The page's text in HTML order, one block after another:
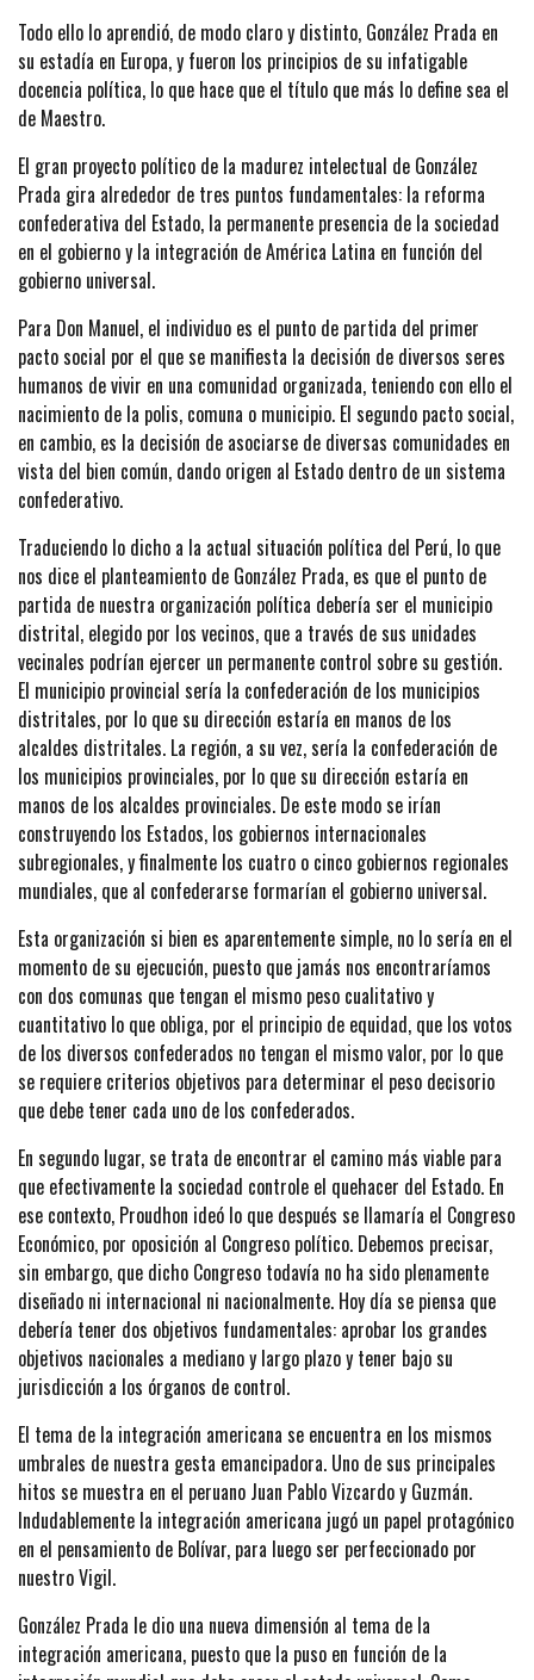
Todo ello lo aprendió, de modo claro y distinto, González Prada en
su estadía en Europa, y fueron los principios de su infatigable
docencia política, lo que hace que el título que más lo define sea el
de Maestro.
El gran proyecto político de la madurez intelectual de González
Prada gira alrededor de tres puntos fundamentales: la reforma
confederativa del Estado, la permanente presencia de la sociedad
en el gobierno y la integración de América Latina en función del
gobierno universal.
Para Don Manuel, el individuo es el punto de partida del primer
pacto social por el que se manifiesta la decisión de diversos seres
humanos de vivir en una comunidad organizada, teniendo con ello el
nacimiento de la polis, comuna o municipio. El segundo pacto social,
en cambio, es la decisión de asociarse de diversas comunidades en
vista del bien común, dando origen al Estado dentro de un sistema
confederativo.
Traduciendo lo dicho a la actual situación política del Perú, lo que
nos dice el planteamiento de González Prada, es que el punto de
partida de nuestra organización política debería ser el municipio
distrital, elegido por los vecinos, que a través de sus unidades
vecinales podrían ejercer un permanente control sobre su gestión.
El municipio provincial sería la confederación de los municipios
distritales, por lo que su dirección estaría en manos de los
alcaldes distritales. La región, a su vez, sería la confederación de
los municipios provinciales, por lo que su dirección estaría en
manos de los alcaldes provinciales. De este modo se irían
construyendo los Estados, los gobiernos internacionales
subregionales, y finalmente los cuatro o cinco gobiernos regionales
mundiales, que al confederarse formarían el gobierno universal.
Esta organización si bien es aparentemente simple, no lo sería en el
momento de su ejecución, puesto que jamás nos encontraríamos
con dos comunas que tengan el mismo peso cualitativo y
cuantitativo lo que obliga, por el principio de equidad, que los votos
de los diversos confederados no tengan el mismo valor, por lo que
se requiere criterios objetivos para determinar el peso decisorio
que debe tener cada uno de los confederados.
En segundo lugar, se trata de encontrar el camino más viable para
que efectivamente la sociedad controle el quehacer del Estado. En
ese contexto, Proudhon ideó lo que después se llamaría el Congreso
Económico, por oposición al Congreso político. Debemos precisar,
sin embargo, que dicho Congreso todavía no ha sido plenamente
diseñado ni internacional ni nacionalmente. Hoy día se piensa que
debería tener dos objetivos fundamentales: aprobar los grandes
objetivos nacionales a mediano y largo plazo y tener bajo su
jurisdicción a los órganos de control.
El tema de la integración americana se encuentra en los mismos
umbrales de nuestra gesta emancipadora. Uno de sus principales
hitos se muestra en el peruano Juan Pablo Vizcardo y Guzmán.
Indudablemente la integración americana jugó un papel protagónico
en el pensamiento de Bolívar, para luego ser perfeccionado por
nuestro Vigil.
González Prada le dio una nueva dimensión al tema de la
integración americana, puesto que la puso en función de la